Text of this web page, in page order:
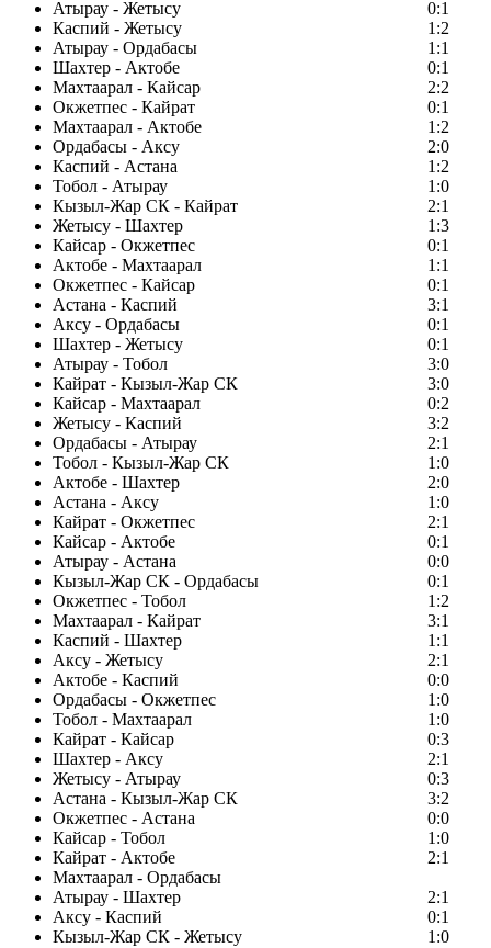
Атырау - Жетысу
0:1
Каспий - Жетысу
1:2
Атырау - Ордабасы
1:1
Шахтер - Актобе
0:1
Махтаарал - Кайсар
2:2
Окжетпес - Кайрат
0:1
Махтаарал - Актобе
1:2
Ордабасы - Аксу
2:0
Каспий - Астана
1:2
Тобол - Атырау
1:0
Кызыл-Жар СК - Кайрат
2:1
Жетысу - Шахтер
1:3
Кайсар - Окжетпес
0:1
Актобе - Махтаарал
1:1
Окжетпес - Кайсар
0:1
Астана - Каспий
3:1
Аксу - Ордабасы
0:1
Шахтер - Жетысу
0:1
Атырау - Тобол
3:0
Кайрат - Кызыл-Жар СК
3:0
Кайсар - Махтаарал
0:2
Жетысу - Каспий
3:2
Ордабасы - Атырау
2:1
Тобол - Кызыл-Жар СК
1:0
Актобе - Шахтер
2:0
Астана - Аксу
1:0
Кайрат - Окжетпес
2:1
Кайсар - Актобе
0:1
Атырау - Астана
0:0
Кызыл-Жар СК - Ордабасы
0:1
Окжетпес - Тобол
1:2
Махтаарал - Кайрат
3:1
Каспий - Шахтер
1:1
Аксу - Жетысу
2:1
Актобе - Каспий
0:0
Ордабасы - Окжетпес
1:0
Тобол - Махтаарал
1:0
Кайрат - Кайсар
0:3
Шахтер - Аксу
2:1
Жетысу - Атырау
0:3
Астана - Кызыл-Жар СК
3:2
Окжетпес - Астана
0:0
Кайсар - Тобол
1:0
Кайрат - Актобе
2:1
Махтаарал - Ордабасы
Атырау - Шахтер
2:1
Аксу - Каспий
0:1
Кызыл-Жар СК - Жетысу
1:0